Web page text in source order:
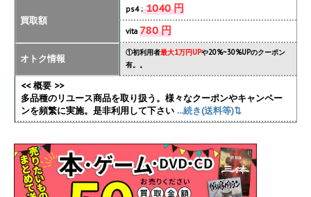
買取額
ps4 ;1040 円
vita 780 円
オトク情報
①初利用者最大1万円UPや20%~30%UPのクーポン
有。。
<< 概要 >>
多品種のリユース商品を取り扱う。様々なクーポンやキャンペー
ンを頻繁に実施。是非利用して下さい ...続き(送料等)⇅